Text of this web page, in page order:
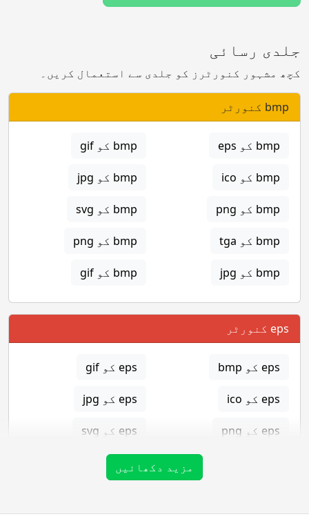
جلدی رسائی
کچھ مشہور کنورٹرز کو جلدی سے استعمال کریں۔
bmp کنورٹر
bmp کو eps bmp کو gif
bmp کو ico bmp کو jpg
bmp کو png bmp کو svg
bmp کو tga bmp کو png
bmp کو jpg bmp کو gif
eps کنورٹر
eps کو bmp eps کو gif
eps کو ico eps کو jpg
eps کو png eps کو svg
gif کنورٹر
مزید دکھائیں